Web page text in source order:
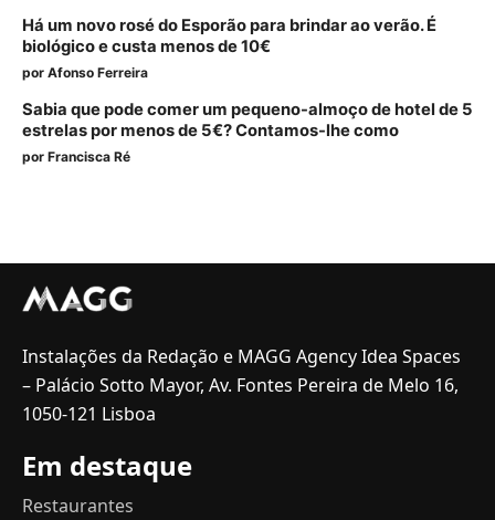
Há um novo rosé do Esporão para brindar ao verão. É
biológico e custa menos de 10€
por Afonso Ferreira
Sabia que pode comer um pequeno-almoço de hotel de 5
estrelas por menos de 5€? Contamos-lhe como
por Francisca Ré
Instalações da Redação e MAGG Agency Idea Spaces
– Palácio Sotto Mayor, Av. Fontes Pereira de Melo 16,
1050-121 Lisboa
Em destaque
Restaurantes